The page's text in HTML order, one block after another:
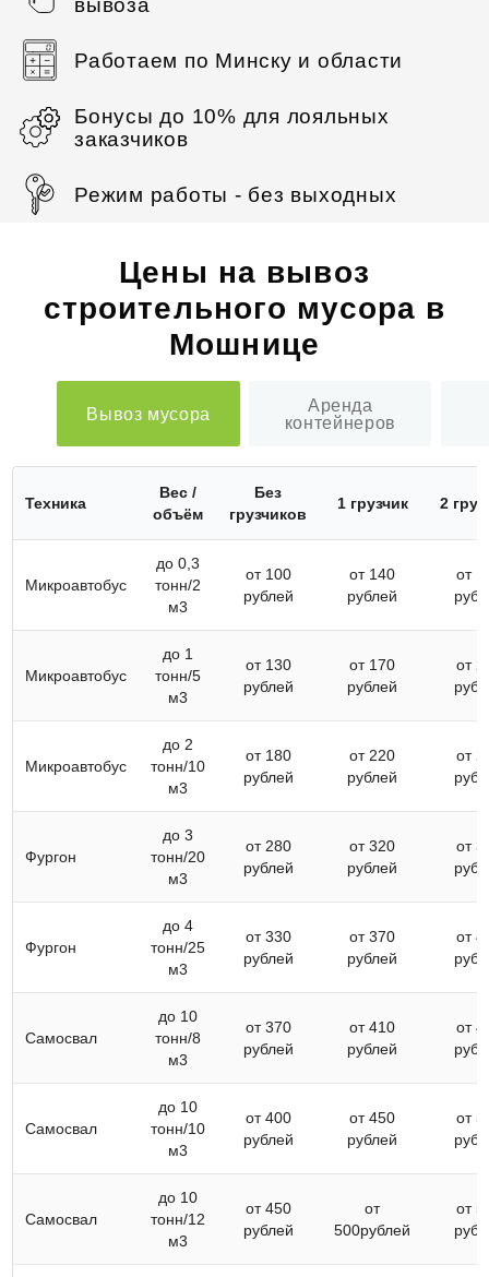
Работаем по Минску и области
Бонусы до 10% для лояльных
заказчиков
Режим работы - без выходных
Цены на вывоз
строительного мусора в
Мошнице
Вывоз мусора
Аренда
контейнеров
Техника
Вес /
объём
Без
грузчиков
1 грузчик 2
Микроавтобус
до 0,3
тонн/2
м3
от 100
рублей
от 140
рублей
от
Микроавтобус
до 1
тонн/5
м3
от 130
рублей
от 170
рублей
от
Микроавтобус
до 2
тонн/10
м3
от 180
рублей
от 220
рублей
от
Фургон
до 3
тонн/20
м3
от 280
рублей
от 320
рублей
от
Фургон
до 4
тонн/25
м3
от 330
рублей
от 370
рублей
от
Самосвал
до 10
тонн/8
м3
от 370
рублей
от 410
рублей
от
Самосвал
до 10
тонн/10
м3
от 400
рублей
от 450
рублей
от
Самосвал
до 10
тонн/12
м3
от 450
рублей
от
500рублей
от